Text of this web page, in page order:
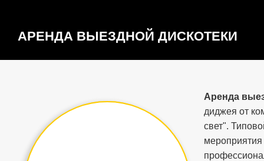
АРЕНДА ВЫЕЗДНОЙ ДИСКОТЕКИ
Аренда
диджея от
свет".